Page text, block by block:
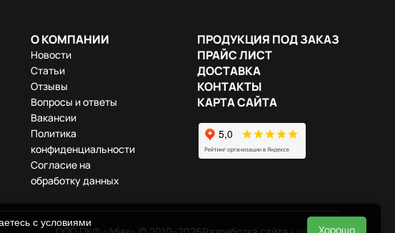
О КОМПАНИИ
Новости
Статьи
Отзывы
Вопросы и ответы
Вакансии
Политика
конфиденциальности
Согласие на
обработку данных
ПРОДУКЦИЯ ПОД ЗАКАЗ
ПРАЙС ЛИСТ
ДОСТАВКА
КОНТАКТЫ
КАРТА САЙТА
с условиями
Хорошо